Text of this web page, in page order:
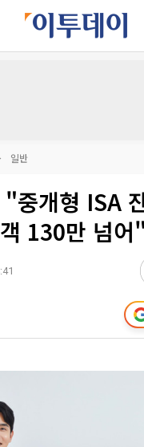
일반
"중개형 ISA
130만 넘어"